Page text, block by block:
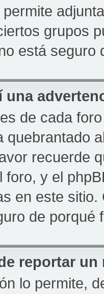
grupos
está seguro
una
de cada
quebrantado
recuerde
foro, y el
en este
de porqué
reportar
lo permite,